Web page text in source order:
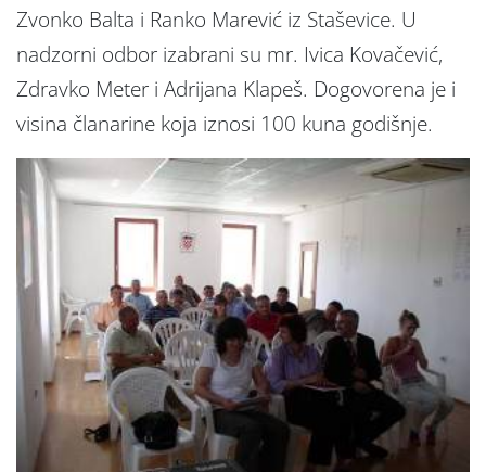
Zvonko Balta i Ranko Marević iz Staševice. U
nadzorni odbor izabrani su mr. Ivica Kovačević,
Zdravko Meter i Adrijana Klapeš. Dogovorena je i
visina članarine koja iznosi 100 kuna godišnje.